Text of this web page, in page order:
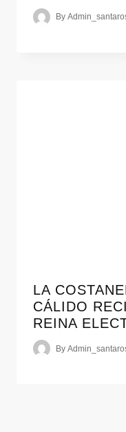
By
LA
CÁLIDO
REINA
By